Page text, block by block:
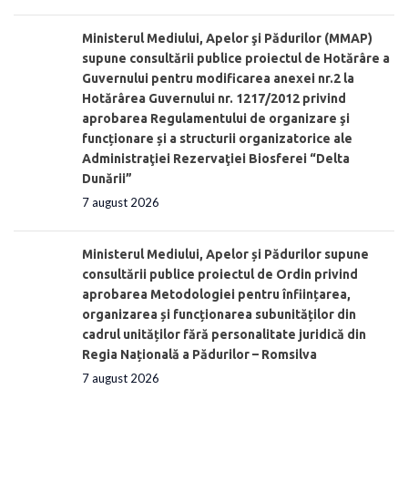
Ministerul Mediului, Apelor şi Pădurilor (MMAP)
supune consultării publice proiectul de Hotărâre a
Guvernului pentru modificarea anexei nr.2 la
Hotărârea Guvernului nr. 1217/2012 privind
aprobarea Regulamentului de organizare şi
funcționare și a structurii organizatorice ale
Administraţiei Rezervaţiei Biosferei “Delta
Dunării”
7 august 2026
Ministerul Mediului, Apelor și Pădurilor supune
consultării publice proiectul de Ordin privind
aprobarea Metodologiei pentru înființarea,
organizarea și funcționarea subunităților din
cadrul unităților fără personalitate juridică din
Regia Națională a Pădurilor – Romsilva
7 august 2026